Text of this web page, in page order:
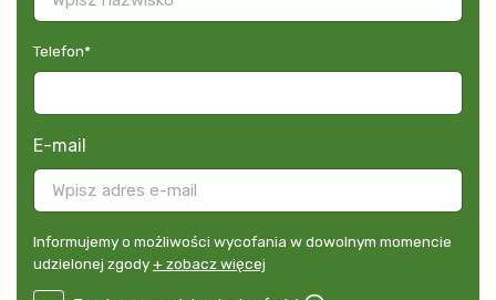
Telefon*
E-mail
Informujemy
o
Informujemy o możliwości wycofania w dowolnym momencie
udzielonej zgody+ zobacz więcej